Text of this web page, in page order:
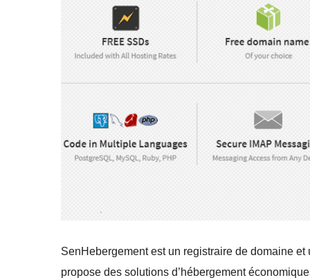
SenHebergement est un registraire de domaine
propose des solutions d’hébergement